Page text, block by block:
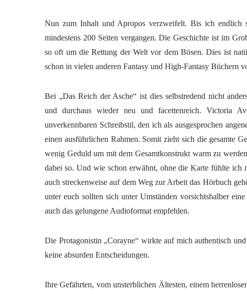
Nun zum Inhalt und Apropos verzweifelt. Bis ich endlich
mindestens 200 Seiten vergangen. Die Geschichte ist im
so oft um die Rettung der Welt vor dem Bösen. Dies ist
schon in vielen anderen Fantasy und High-Fantasy Büchern
Bei „Das Reich der Asche“ ist dies selbstredend nicht
und durchaus wieder neu und facettenreich. Victoria
unverkennbaren Schreibstil, den ich als ausgesprochen
einen ausführlichen Rahmen. Somit zieht sich die gesamte
wenig Geduld um mit dem Gesamtkonstrukt warm zu
dabei so. Und wie schon erwähnt, ohne die Karte fühlte ich
auch streckenweise auf dem Weg zur Arbeit das Hörbuch
unter euch sollten sich unter Umständen vorsichtshalber
auch das gelungene Audioformat empfehlen.
Die Protagonistin „Corayne“ wirkte auf mich authentisch
keine absurden Entscheidungen.
Ihre Gefährten, vom unsterblichen Ältesten, einem